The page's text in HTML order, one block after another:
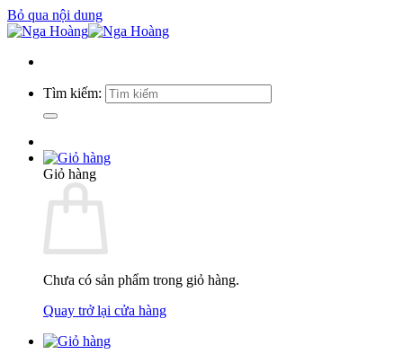
Bỏ qua nội dung
Tìm kiếm:
Giỏ hàng
Chưa có sản phẩm trong giỏ hàng.
Quay trở lại cửa hàng